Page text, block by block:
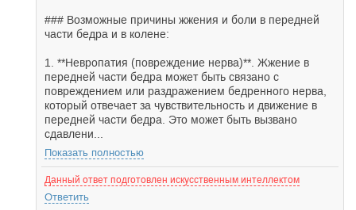
### Возможные причины жжения и боли в передней
части бедра и в колене:
1. **Невропатия (повреждение нерва)**. Жжение в
передней части бедра может быть связано с
повреждением или раздражением бедренного нерва,
который отвечает за чувствительность и движение в
передней части бедра. Это может быть вызвано
сдавлени...
Показать полностью
Данный ответ подготовлен искусственным интеллектом
Ответить